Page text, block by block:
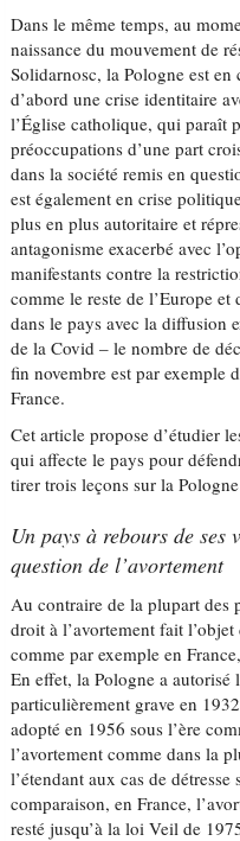
Dans le même temps, au
naissance du mouvement de
Solidarnosc, la Pologne est
d’abord une crise identitaire
l’Église catholique, qui paraît
préoccupations d’une part
dans la société remis en
est également en crise
plus en plus autoritaire et
antagonisme exacerbé avec
manifestants contre la
comme le reste de l’Europe
dans le pays avec la diffusion
de la Covid – le nombre de
fin novembre est par exemple
France.
Cet article propose d’étudier
qui affecte le pays pour
tirer trois leçons sur la
Un pays à rebours de ses
question de l’avortement
Au contraire de la plupart des
droit à l’avortement fait
comme par exemple en
En effet, la Pologne a
particulièrement grave en
adopté en 1956 sous l’ère
l’avortement comme dans la
l’étendant aux cas de
comparaison, en France,
resté jusqu’à la loi Veil de